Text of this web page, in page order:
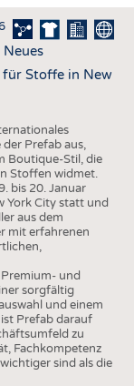
Stoffe in New
Prefab aus,
Boutique-Stil, die
Stoffen widmet.
bis 20. Januar
York City statt und
aus dem
mit erfahrenen
und
sorgfältig
und einem
Prefab darauf
zu
Fachkompetenz
sind als die